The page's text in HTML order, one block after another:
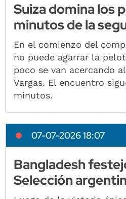
Suiza domina los
minutos de la
En el comienzo del
no puede agarrar la
poco se van acercando
Vargas. El encuentro
minutos.
07-07-2026 18:07
Bangladesh
Selección